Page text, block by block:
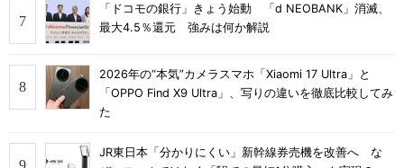
「ドコモの銀行」きょう始動 「d NEOBANK」消滅、
最大4.5％還元 強みは何か解説
2026年の“本気”カメラスマホ「Xiaomi 17 Ultra」と
「OPPO Find X9 Ultra」、写りの違いを徹底比較してみ
た
JR東日本「分かりにくい」新幹線券売機を改善へ な